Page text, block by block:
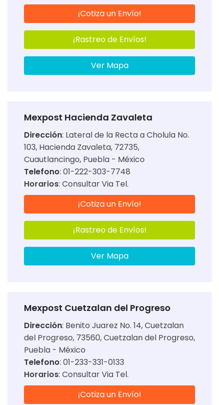
¡Cotiza un Envío!
¡Rastreo de Envíos!
Ver Mapa
Mexpost Hacienda Zavaleta
Dirección: Lateral de la Recta a Cholula No.
103, Hacienda Zavaleta, 72735,
Cuautlancingo, Puebla - México
Telefono: 01-222-303-7748
Horarios: Consultar Via Tel.
¡Cotiza un Envío!
¡Rastreo de Envíos!
Ver Mapa
Mexpost Cuetzalan del Progreso
Dirección: Benito Juarez No. 14, Cuetzalan
del Progreso, 73560, Cuetzalan del Progreso,
Puebla - México
Telefono: 01-233-331-0133
Horarios: Consultar Via Tel.
¡Cotiza un Envío!